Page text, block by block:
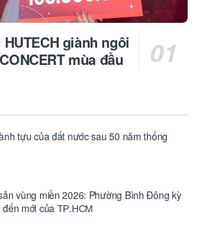
giành ngôi
mùa đầu
tựu của đất nước sau 50 năm thống
vùng miền 2026: Phường Bình Đông kỳ
đến mới của ТР.НСМ